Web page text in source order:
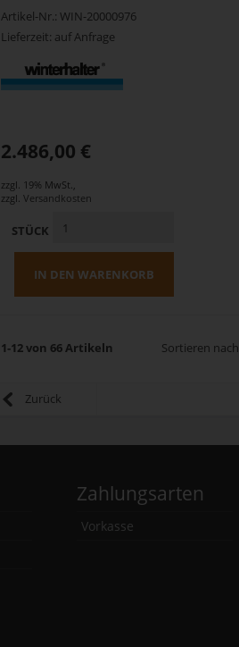
Artikel-Nr.: WIN-20000976
Lieferzeit: auf Anfrage
2.486,00 €
zzgl. 19% MwSt.,
zzgl. Versandkosten
STÜCK
IN DEN WARENKORB
1-12 von 66 Artikeln Sortieren nach
Zurück
Zahlungsarten
Vorkasse